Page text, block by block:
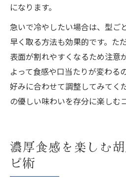
になります。
急いで冷やしたい場合は、型ご
早く取る方法も効果的です。た
表面が割れやすくなるため注意
よって食感や口当たりが変わる
好みに合わせて調整してみてく
の優しい味わいを存分に楽しむ
濃厚食感を楽しむ
ピ術